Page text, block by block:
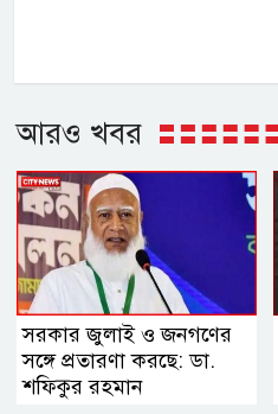
আরও খবর
সরকার জুলাই ও জনগণের
সঙ্গে প্রতারণা করছে: ডা.
শফিকুর রহমান